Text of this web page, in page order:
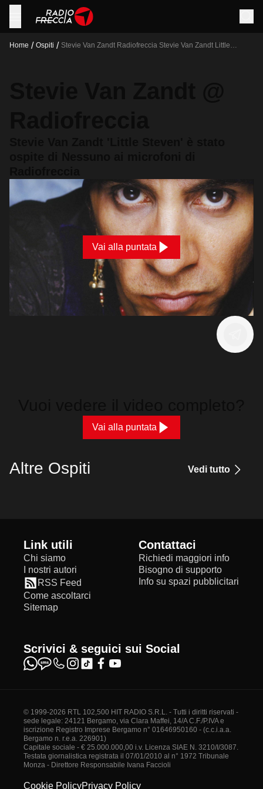
Home / Ospiti / Stevie Van Zandt Radiofreccia Stevie Van Zandt Little
Vai alla puntata
Vai alla puntata
Altre Ospiti Vedi tutto
Link utili
Chi siamo
I nostri autori
RSS Feed
Come ascoltarci
Sitemap
Contattaci
Richiedi maggiori info
Bisogno di supporto
Info su spazi pubblicitari
Scrivici & seguici sui Social
© 1999-2026 RTL 102,500 HIT RADIO S.R.L. - Tutti i diritti riservati -
sede legale: 24121 Bergamo, via Clara Maffei, 14/A C.F./P.IVA e
iscrizione Registro Imprese Bergamo n° 01646950160 - (c.c.i.a.a.
Bergamo n. r.e.a. 226901)
Capitale sociale - € 25.000.000,00 i.v. Licenza SIAE N. 3210/I/3087.
Testata giornalistica registrata il 07/01/2010 al n° 1972 Tribunale
Monza - Direttore Responsabile Ivana Faccioli
Cookie PolicyPrivacy Policy